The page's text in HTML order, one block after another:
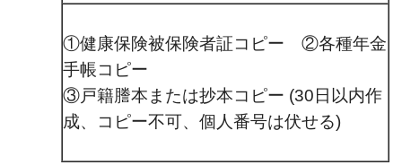
①健康保険被保険者証コピー ②各種年金
手帳コピー
③戸籍謄本または抄本コピー (30日以内作
成、コピー不可、個人番号は伏せる)